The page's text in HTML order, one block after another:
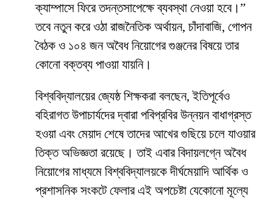
ক্যাম্পাসে ফিরে তদন্তসাপেক্ষে ব্যবস্থা নেওয়া হবে।”
তবে নতুন করে ওঠা রাজনৈতিক অর্থায়ন, চাঁদাবাজি, গোপন
বৈঠক ও ১০৪ জন অবৈধ নিয়োগের গুঞ্জনের বিষয়ে তার
কোনো বক্তব্য পাওয়া যায়নি।
​বিশ্ববিদ্যালয়ের জ্যেষ্ঠ শিক্ষকরা বলছেন, ইতিপূর্বেও
বহিরাগত উপাচার্যদের দ্বারা পবিপ্রবির উন্নয়ন বাধাগ্রস্ত
হওয়া এবং মেয়াদ শেষে তাদের আখের গুছিয়ে চলে যাওয়ার
তিক্ত অভিজ্ঞতা রয়েছে। তাই এবার বিদায়লগ্নে অবৈধ
নিয়োগের মাধ্যমে বিশ্ববিদ্যালয়কে দীর্ঘমেয়াদি আর্থিক ও
প্রশাসনিক সংকটে ফেলার এই অপচেষ্টা যেকোনো মূল্যে